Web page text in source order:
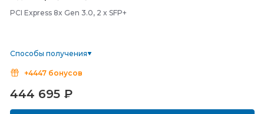
PCI Express 8x Gen 3.0, 2 x SFP+
Способы получения
+4447 бонусов
444 695 ₽